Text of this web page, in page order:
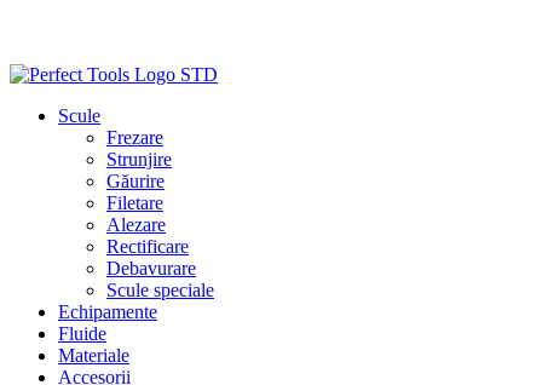
Scule
Frezare
Strunjire
Găurire
Filetare
Alezare
Rectificare
Debavurare
Scule speciale
Echipamente
Fluide
Materiale
Accesorii